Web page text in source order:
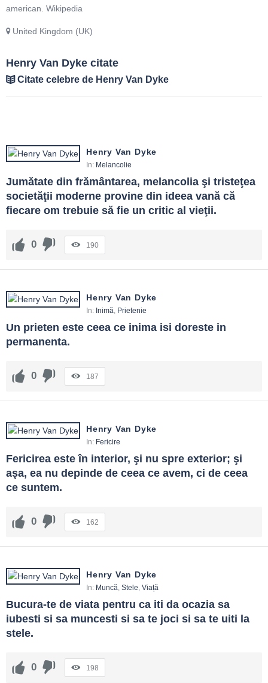
american. Wikipedia
United Kingdom (UK)
Henry Van Dyke citate
Citate celebre de Henry Van Dyke
Henry Van Dyke
In: Melancolie
Jumătate din frământarea, melancolia şi tristeţea
societăţii moderne provine din ideea vană că
fiecare om trebuie să fie un critic al vieţii.
0 190
Henry Van Dyke
In: Inimă, Prietenie
Un prieten este ceea ce inima isi doreste in
permanenta.
0 187
Henry Van Dyke
In: Fericire
Fericirea este în interior, şi nu spre exterior; şi
aşa, ea nu depinde de ceea ce avem, ci de ceea
ce suntem.
0 162
Henry Van Dyke
In: Muncă, Stele, Viață
Bucura-te de viata pentru ca iti da ocazia sa
iubesti si sa muncesti si sa te joci si sa te uiti la
stele.
0 198